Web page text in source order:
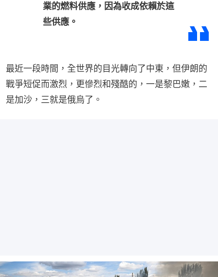
業的燃料供應，因為收成依賴於這
些供應。
最近一段時間，全世界的目光轉向了中東，但伊朗的
戰爭短促而激烈，更慘烈和殘酷的，一是黎巴嫩，二
是加沙，三就是俄烏了。